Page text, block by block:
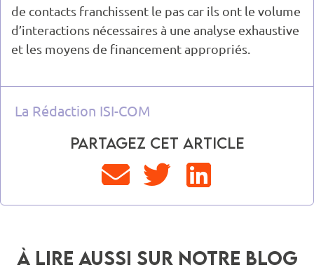
de contacts franchissent le pas car ils ont le volume
d’interactions nécessaires à une analyse exhaustive
et les moyens de financement appropriés.
La Rédaction ISI-COM
Partagez cet article
à lire aussi sur notre blog